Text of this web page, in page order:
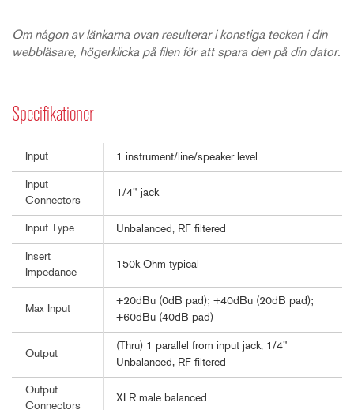
Om någon av länkarna ovan resulterar i konstiga tecken i din
webbläsare, högerklicka på filen för att spara den på din dator.
Specifikationer
Input 1 instrument/line/speaker level
Input
Connectors
1/4" jack
Input Type Unbalanced, RF filtered
Insert
Impedance
150k Ohm typical
Max Input
+20dBu (0dB pad); +40dBu (20dB pad);
+60dBu (40dB pad)
Output
(Thru) 1 parallel from input jack, 1/4"
Unbalanced, RF filtered
Output
Connectors
XLR male balanced